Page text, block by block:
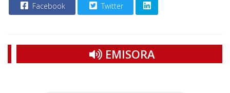
Facebook Twitter
EMISORA